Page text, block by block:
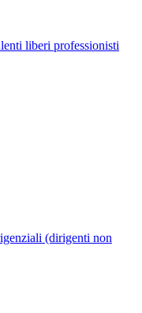
liberi professionisti
(dirigenti non